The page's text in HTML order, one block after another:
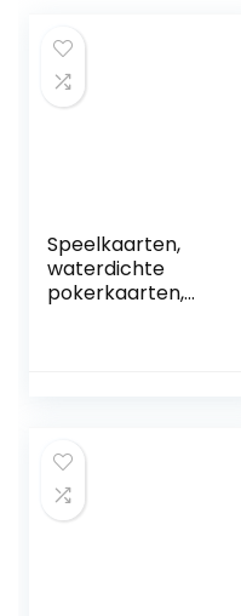
Speelkaarten,
waterdichte
pokerkaarten,
feestjes en games